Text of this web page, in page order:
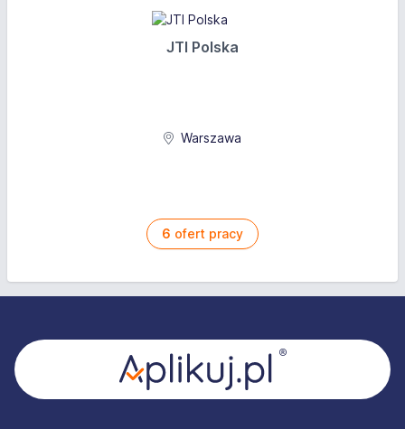
JTI Polska
Warszawa
6 ofert pracy